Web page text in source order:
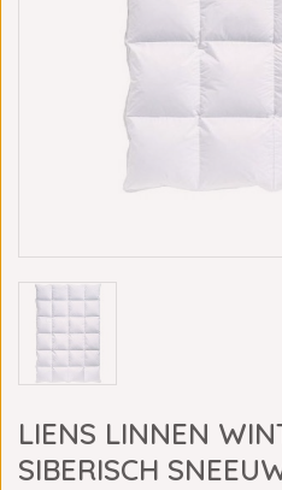
LIENS LINNEN
SIBERISCH